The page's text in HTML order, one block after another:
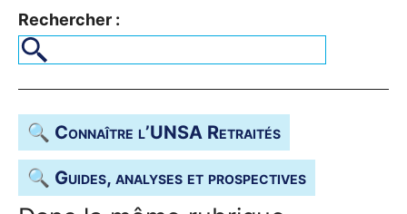
Rechercher :
🔍 Connaître l’UNSA Retraités
🔍 Guides, analyses et prospectives